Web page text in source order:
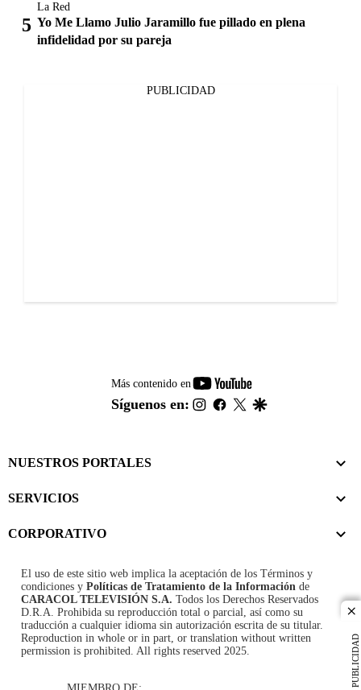
PUBLICIDAD
La Red
Yo Me Llamo Julio Jaramillo fue pillado en plena
infidelidad por su pareja
PUBLICIDAD
Más contenido en
youtube-
footer
Síguenos en: instagram
facebook
twitter
NUESTROS PORTALES
SERVICIOS
CORPORATIVO
El uso de este sitio web implica la aceptación de los Términos y
condiciones y Políticas de Tratamiento de la Información de
CARACOL TELEVISIÓN S.A. Todos los Derechos Reservados
D.R.A. Prohibida su reproducción total o parcial, así como su
traducción a cualquier idioma sin autorización escrita de su titular.
Reproduction in whole or in part, or translation without written
permission is prohibited. All rights reserved 2025.